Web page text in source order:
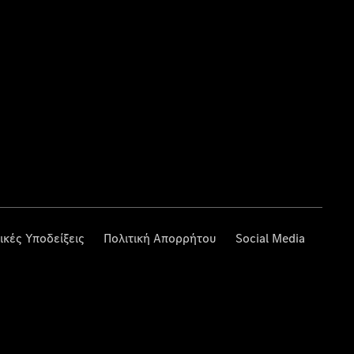
Υποδείξεις Πολιτική Απορρήτου Social Media